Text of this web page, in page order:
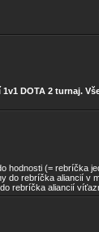
DOTA 2 turnaj.
hodnosti (= rebríčka
do rebríčka aliancií v
rebríčka aliancií